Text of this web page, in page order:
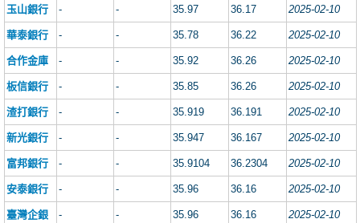
玉山銀行 - - 35.97 36.17 2025-02-10
華泰銀行 - - 35.78 36.22 2025-02-10
合作金庫 - - 35.92 36.26 2025-02-10
板信銀行 - - 35.85 36.26 2025-02-10
渣打銀行 - - 35.919 36.191 2025-02-10
新光銀行 - - 35.947 36.167 2025-02-10
富邦銀行 - - 35.9104 36.2304 2025-02-10
安泰銀行 - - 35.96 36.16 2025-02-10
臺灣企銀 - - 35.96 36.16 2025-02-10